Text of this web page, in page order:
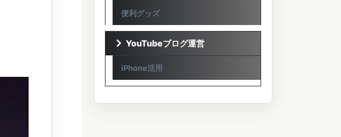
便利グッズ
YouTubeブログ運営
iPhone活用